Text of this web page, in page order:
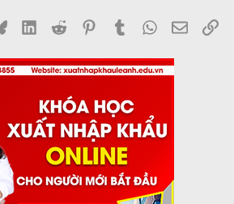
BlueskyLinkedInReddit PinterestTumblrWhatsApp
Email